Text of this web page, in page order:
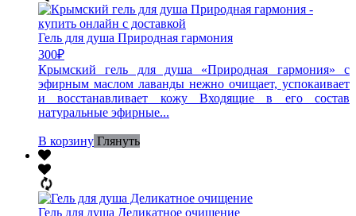
Гель для душа Природная гармония
300₽
Крымский гель для душа «Природная гармония» с
эфирным маслом лаванды нежно очищает, успокаивает
и восстанавливает кожу Входящие в его состав
натуральные эфирные...
В корзину Глянуть
Гель для душа Деликатное очищение